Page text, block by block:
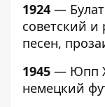
1924 —
советский и
песен,
1945 — Юпп
немецкий